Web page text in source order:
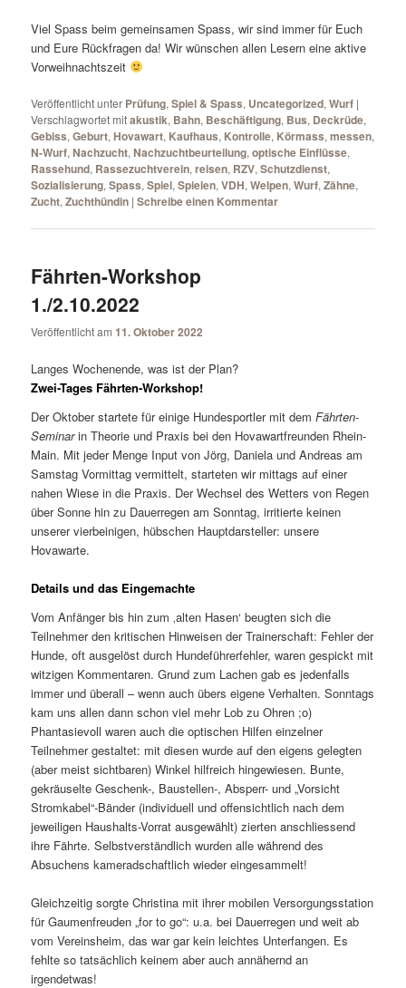
Viel Spass beim gemeinsamen Spass, wir sind immer für Euch
und Eure Rückfragen da! Wir wünschen allen Lesern eine aktive
Vorweihnachtszeit
Veröffentlicht unter Prüfung,Spiel & Spass, Uncategorized,Wurf |
Verschlagwortet mitakustik, Bahn, Beschäftigung, Bus, Deckrüde,
Gebiss,Geburt,Hovawart, Kaufhaus, Kontrolle, Körmass,messen,
N-Wurf,Nachzucht,Nachzuchtbeurteilung,optische Einflüsse,
Rassehund, Rassezuchtverein,reisen, RZV,Schutzdienst,
Sozialisierung,Spass,Spiel,Spielen,VDH,Welpen,Wurf,Zähne,
Zucht,Zuchthündin |Schreibe einen Kommentar
Fährten-Workshop
1./2.10.2022
Veröffentlicht am11. Oktober 2022
Langes Wochenende, was ist der Plan?
Zwei-Tages Fährten-Workshop!
Der Oktober startete für einige Hundesportler mit demFährten-
Seminarin Theorie und Praxis bei den Hovawartfreunden Rhein-
Main. Mit jeder Menge Input von Jörg, Daniela und Andreas am
Samstag Vormittag vermittelt, starteten wir mittags auf einer
nahen Wiese in die Praxis. Der Wechsel des Wetters von Regen
über Sonne hin zu Dauerregen am Sonntag, irritierte keinen
unserer vierbeinigen, hübschen Hauptdarsteller: unsere
Hovawarte.
Details und das Eingemachte
Vom Anfänger bis hin zum ‚alten Hasen‘ beugten sich die
Teilnehmer den kritischen Hinweisen der Trainerschaft: Fehler der
Hunde, oft ausgelöst durch Hundeführerfehler, waren gespickt mit
witzigen Kommentaren. Grund zum Lachen gab es jedenfalls
immer und überall – wenn auch übers eigene Verhalten. Sonntags
kam uns allen dann schon viel mehr Lob zu Ohren ;o)
Phantasievoll waren auch die optischen Hilfen einzelner
Teilnehmer gestaltet: mit diesen wurde auf den eigens gelegten
(aber meist sichtbaren) Winkel hilfreich hingewiesen. Bunte,
gekräuselte Geschenk-, Baustellen-, Absperr- und „Vorsicht
Stromkabel“-Bänder (individuell und offensichtlich nach dem
jeweiligen Haushalts-Vorrat ausgewählt) zierten anschliessend
ihre Fährte. Selbstverständlich wurden alle während des
Absuchens kameradschaftlich wieder eingesammelt!
Gleichzeitig sorgte Christina mit ihrer mobilen Versorgungsstation
für Gaumenfreuden „for to go“: u.a. bei Dauerregen und weit ab
vom Vereinsheim, das war gar kein leichtes Unterfangen. Es
fehlte so tatsächlich keinem aber auch annähernd an
irgendetwas!